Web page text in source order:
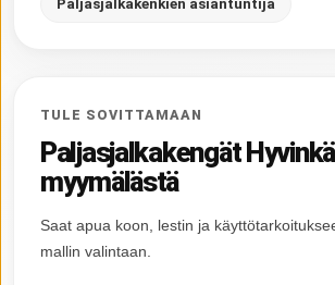
Paljasjalkakenkien asiantuntija
TULE SOVITTAMAAN
Paljasjalkakengät
myymälästä
Saat apua koon, lestin ja
mallin valintaan.